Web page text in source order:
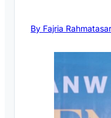
By Fajria